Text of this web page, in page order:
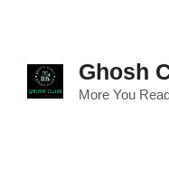
content
Ghosh
More You